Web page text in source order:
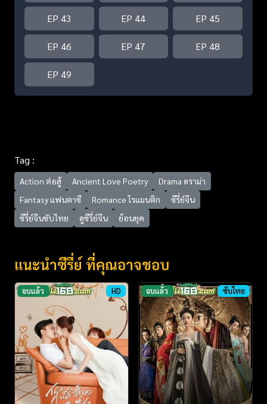
EP 43 EP 44 EP 45
EP 46 EP 47 EP 48
EP 49
Tag :
Action ต่อสู้ Ancient Love Poetry
Drama ดราม่า
Fantasy แฟนตาซี
Romance โรแมนติก
ซีรี่ย์จีน
ซีรี่ย์จีนซับไทย
ดูซีรี่ย์จีน ย้อนยุค
แนะนำซีรี่ย์ ที่คุณอาจชอบ
จบแล้ว HD จบแล้ว ซับไทย